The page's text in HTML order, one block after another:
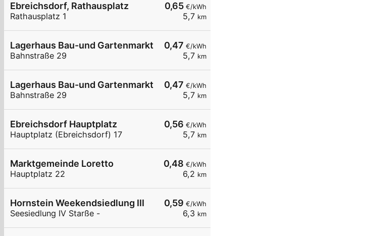
0,65€/kWh
5,7 km
Ebreichsdorf, Rathausplatz
Rathausplatz 1
0,47 €/kWh
5,7 km
Lagerhaus Bau-und Gartenmarkt Ebreichsdorf
Bahnstraße 29
0,47 €/kWh
5,7 km
Lagerhaus Bau-und Gartenmarkt Ebreichsdorf 03+04
Bahnstraße 29
0,56 €/kWh
5,7 km
Ebreichsdorf Hauptplatz
Hauptplatz (Ebreichsdorf) 17
0,48 €/kWh
6,2 km
Marktgemeinde Loretto
Hauptplatz 22
0,59 €/kWh
6,3 km
Hornstein Weekendsiedlung III
Seesiedlung IV Starße -